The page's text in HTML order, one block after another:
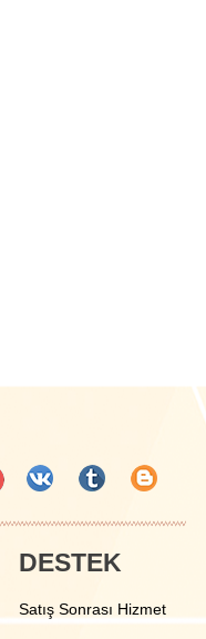
DESTEK
Satış Sonrası Hizmet